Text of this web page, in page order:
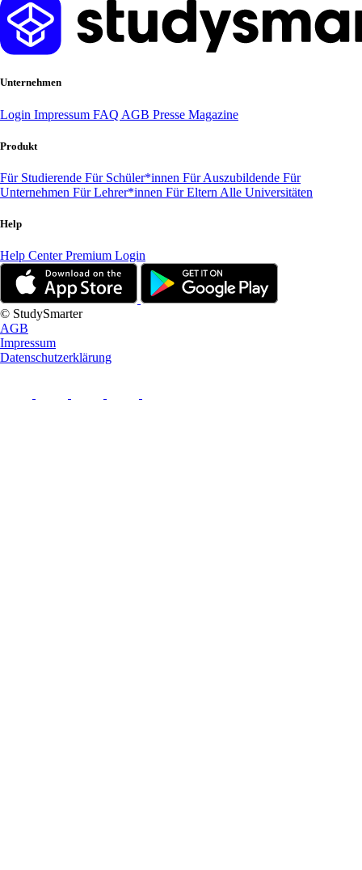
Unternehmen
Login Impressum FAQ AGB Presse Magazine
Produkt
Für Studierende Für Schüler*innen Für Auszubildende Für
Unternehmen Für Lehrer*innen Für Eltern Alle Universitäten
Help
Help CenterPremium Login
© StudySmarter
AGB
Impressum
Datenschutzerklärung